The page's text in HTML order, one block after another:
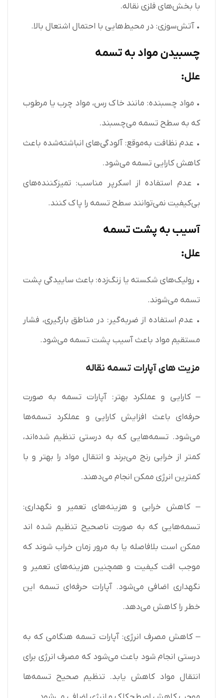
با بخش‌های فلزی نقاله.
• آتش‌سوزی: در محیط‌هایی با احتمال اشتعال بالا.
چسبیدن مواد به تسمه
علل:
• مواد چسبنده: مانند خاک رس، مواد چرب یا مرطوب
که به سطح تسمه می‌چسبند.
• عدم نظافت به‌موقع: آلودگی‌های انباشته‌شده باعث
کاهش کارایی تسمه می‌شود.
• عدم استفاده از اسکرپر مناسب: تمیزکننده‌های
بی‌کیفیت نمی‌توانند سطح تسمه را پاک کنند.
آسیب به پشت تسمه
علل:
• رولیک‌های شکسته یا زنگ‌زده: باعث ساییدگی پشت
تسمه می‌شوند.
• عدم استفاده از ضربه‌گیر: در مناطق بارگیری، فشار
مستقیم مواد باعث آسیب پشت تسمه می‌شود.
مزیت های آپارات تسمه نقاله
– کارایی و عملکرد بهتر: آپارات تسمه به صورت
حرفه‌ای باعث افزایش کارایی و عملکرد تسمه‌ها
می‌شود. تسمه‌هایی که به درستی تنظیم شده‌اند،
کمتر از خرابی رنج می‌برند و انتقال مواد را بهتر و با
کمترین انرژی ممکن انجام می‌دهند.
– کاهش خرابی و هزینه‌های تعمیر و نگهداری:
تسمه‌هایی که به صورت ناصحیح تنظیم شده اند
ممکن است بلافاصله یا به مرور زمان خراب شوند که
موجب افت کیفیت و همچنین هزینه‌های تعمیر و
نگهداری اضافی می‌شود. آپارات حرفه‌ای تسمه این
خطر را کاهش می‌دهد.
– کاهش مصرف انرژی: آپارات تسمه هنگامی که به
درستی انجام شود باعث می‌شود که مصرف انرژی برای
انتقال مواد کاهش یابد. تنظیم صحیح تسمه‌ها